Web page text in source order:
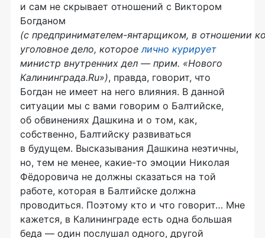
и сам не скрывает отношений с Виктором
Богданом
(с предпринимателем-янтарщиком, в отношении
уголовное дело, котороелично курирует
министр внутренних дел — прим. «Нового
Калининграда.Ru»), правда, говорит, что
Богдан не имеет на него влияния. В данной
ситуации мы с вами говорим о Балтийске,
об обвинениях Дашкина и о том, как,
собственно, Балтийску развиваться
в будущем. Высказывания Дашкина неэтичны,
но, тем не менее, какие-то эмоции Николая
Фёдоровича не должны сказаться на той
работе, которая в Балтийске должна
проводиться. Поэтому кто и что говорит… Мне
кажется, в Калининграде есть одна большая
беда — один послушал одного, другой